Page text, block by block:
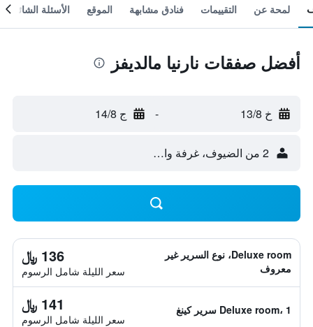
لمحة عن التقييمات فنادق مشابهة الموقع الأسئلة الشائعة
أفضل صفقات نارنيا مالديفز
خ 13/8 - ج 14/8
2 من الضيوف، غرفة واحدة
Deluxe room، نوع السرير غير
معروف
136 ﷼
سعر الليلة شامل الرسوم
Deluxe room، 1 سرير كينغ 141 ﷼
سعر الليلة شامل الرسوم